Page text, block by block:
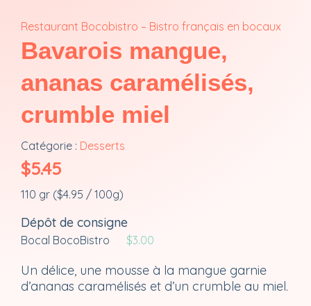
Restaurant Bocobistro – Bistro français en bocaux
Bavarois mangue,
ananas caramélisés,
crumble miel
Catégorie : Desserts
$5.45
110 gr ($4.95 / 100g)
Dépôt de consigne
Bocal BocoBistro $3.00
Un délice, une mousse à la mangue garnie
d’ananas caramélisés et d’un crumble au miel.